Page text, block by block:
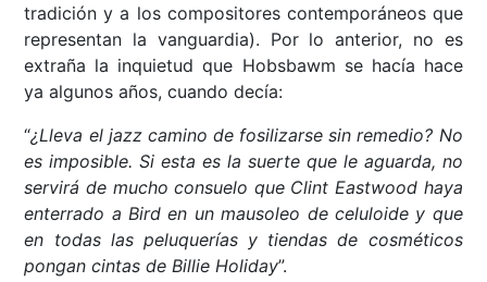
tradición y a los compositores contemporáneos que
representan la vanguardia). Por lo anterior, no es
extraña la inquietud que Hobsbawm se hacía hace
ya algunos años, cuando decía:
“¿Lleva el jazz camino de fosilizarse sin remedio? No
es imposible. Si esta es la suerte que le aguarda, no
servirá de mucho consuelo que Clint Eastwood haya
enterrado a Bird en un mausoleo de celuloide y que
en todas las peluquerías y tiendas de cosméticos
pongan cintas de Billie Holiday”.